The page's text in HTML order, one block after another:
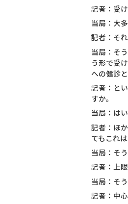
記者：受
当局：大
記者：そ
当局：そ
う形で受
への健診
記者：と
すか。
当局：は
記者：ほ
てもこれ
当局：そ
記者：上
当局：そ
記者：中